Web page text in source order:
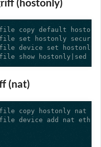
(hostonly)
show
(nat)